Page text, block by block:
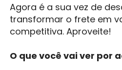
Agora é a sua vez de
transformar o frete em
competitiva. Aproveite!
O que você vai ver por